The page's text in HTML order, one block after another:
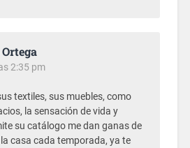
2:35 pm
textiles, sus muebles, como
la sensación de vida y
su catálogo me dan ganas de
casa cada temporada, ya te